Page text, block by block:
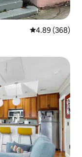
平均评分 4.89
4.89 (368)